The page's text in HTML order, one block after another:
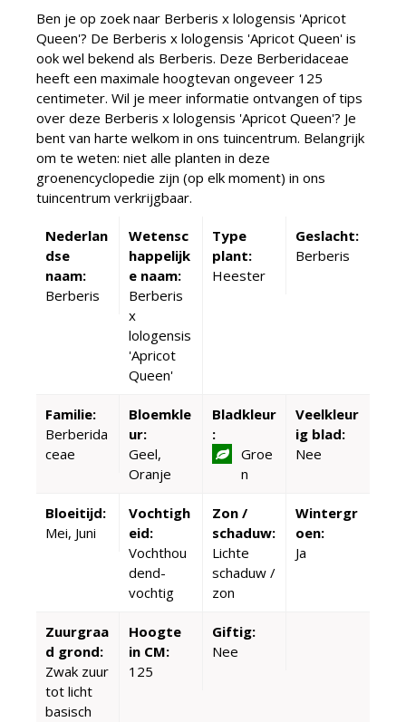
Ben je op zoek naar Berberis x lologensis 'Apricot
Queen'? De Berberis x lologensis 'Apricot Queen' is
ook wel bekend als Berberis. Deze Berberidaceae
heeft een maximale hoogtevan ongeveer 125
centimeter. Wil je meer informatie ontvangen of tips
over deze Berberis x lologensis 'Apricot Queen'? Je
bent van harte welkom in ons tuincentrum. Belangrijk
om te weten: niet alle planten in deze
groenencyclopedie zijn (op elk moment) in ons
tuincentrum verkrijgbaar.
Nederlan
dse
naam:
Berberis
Wetensc
happelijk
e naam:
Berberis
x
lologensis
'Apricot
Queen'
Type
plant:
Heester
Geslacht:
Berberis
Familie:
Berberida
ceae
Bloemkle
ur:
Geel,
Oranje
Bladkleur
:
Groe
n
Veelkleur
ig blad:
Nee
Bloeitijd:
Mei, Juni
Vochtigh
eid:
Vochthou
dend-
vochtig
Zon /
schaduw:
Lichte
schaduw /
zon
Wintergr
oen:
Ja
Zuurgraa
d grond:
Zwak zuur
tot licht
basisch
Hoogte
in CM:
125
Giftig:
Nee